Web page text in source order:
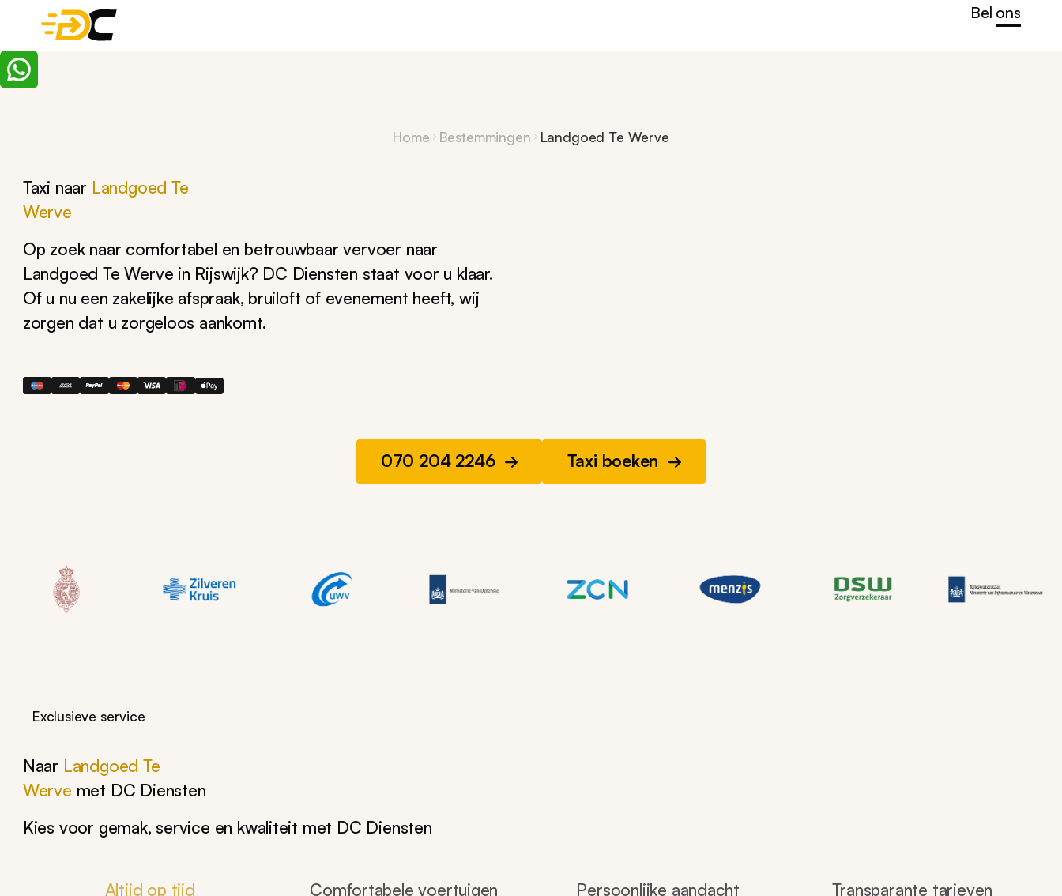
Bel ons
Home Bestemmingen Landgoed Te Werve
Taxi naar Landgoed Te
Werve
Op zoek naar comfortabel en betrouwbaar vervoer naar
Landgoed Te Werve in Rijswijk? DC Diensten staat voor u klaar.
Of u nu een zakelijke afspraak, bruiloft of evenement heeft, wij
zorgen dat u zorgeloos aankomt.
070 204 2246 Taxi boeken
Exclusieve service
Naar Landgoed Te
Werve met DC Diensten
Kies voor gemak, service en kwaliteit met DC Diensten
Altijd op tijd Comfortabele voertuigen Persoonlijke aandacht
Transparante tarieven